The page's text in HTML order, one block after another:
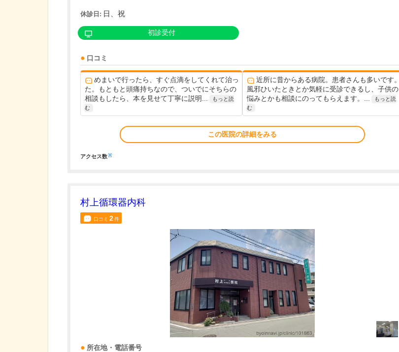
休診日: 日、祝
初診受付
口コミ
めまいで行ったら、すぐ点滴をしてくれて治っ
た。もともと頭痛持ちなので、ついでにそちらの
相談もしたら、本を見せて丁寧に説明...
もっと読
む
近所に昔からある病院。患者さんも多いです。
風邪ひいたときとか気軽に受診できるし、子供の
悩みとかも相談にのってもらえます。...
もっと読
む
この医院の詳細をみる
アクセス数※
村上循環器内科
口コミ 2件
所在地・電話番号